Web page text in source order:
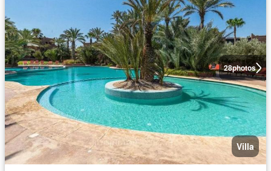
28photos
Villa